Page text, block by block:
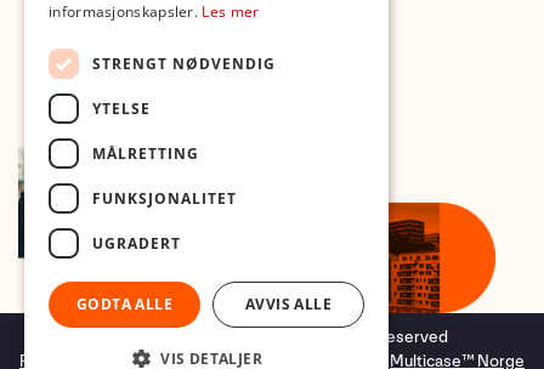
Copyright © 2026 Foto.no - All rights reserved
Forretningssystemog nettbutikkløsning Multicase™ Norge
informasjonskapsler. Les mer
STRENGT NØDVENDIG
YTELSE
MÅLRETTING
FUNKSJONALITET
UGRADERT
GODTA ALLE AVVIS ALLE
VIS DETALJER